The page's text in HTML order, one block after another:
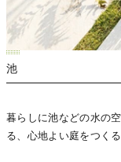
池
暮らしに池などの水の
る、心地よい庭をつく